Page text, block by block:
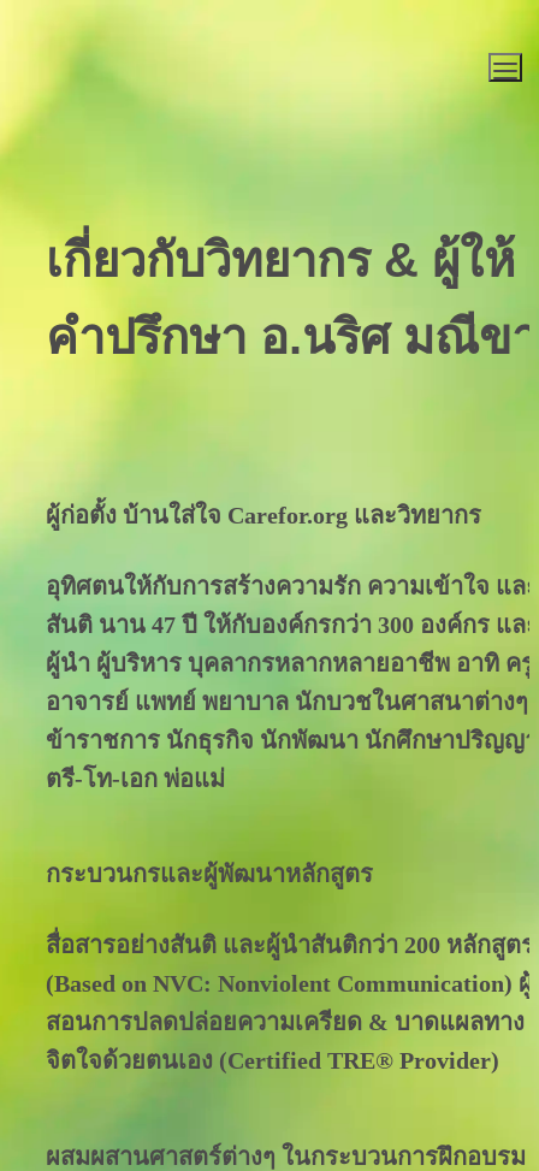
เกี่ยวกับวิทยากร & ผู้ให้
คำปรึกษา อ.นริศ มณีข
ผู้ก่อตั้ง บ้านใส่ใจ Carefor.org และวิทยากร
อุทิศตนให้กับการสร้างความรัก ความเข้าใจ และ
สันติ นาน 47 ปี ให้กับองค์กรกว่า 300 องค์กร และ
ผู้นำ ผู้บริหาร บุคลากรหลากหลายอาชีพ อาทิ ครู
อาจารย์ แพทย์ พยาบาล นักบวชในศาสนาต่างๆ
ข้าราชการ นักธุรกิจ นักพัฒนา นักศึกษาปริญญา
ตรี-โท-เอก พ่อแม่
กระบวนกรและผู้พัฒนาหลักสูตร
สื่อสารอย่างสันติ และผู้นำสันติกว่า 200 หลักสูตร
(Based on NVC: Nonviolent Communication) ผู้
สอนการปลดปล่อยความเครียด & บาดแผลทาง
จิตใจด้วยตนเอง (Certified TRE® Provider)
ผสมผสานศาสตร์ต่างๆ ในกระบวนการฝึกอบรม